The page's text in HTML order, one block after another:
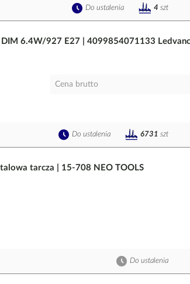
Do ustalenia 4 szt
DIM 6.4W/927 E27 | 4099854071133
Cena brutto
Do ustalenia 6731 szt
tarcza | 15-708 NEO TOOLS
Do ustalenia